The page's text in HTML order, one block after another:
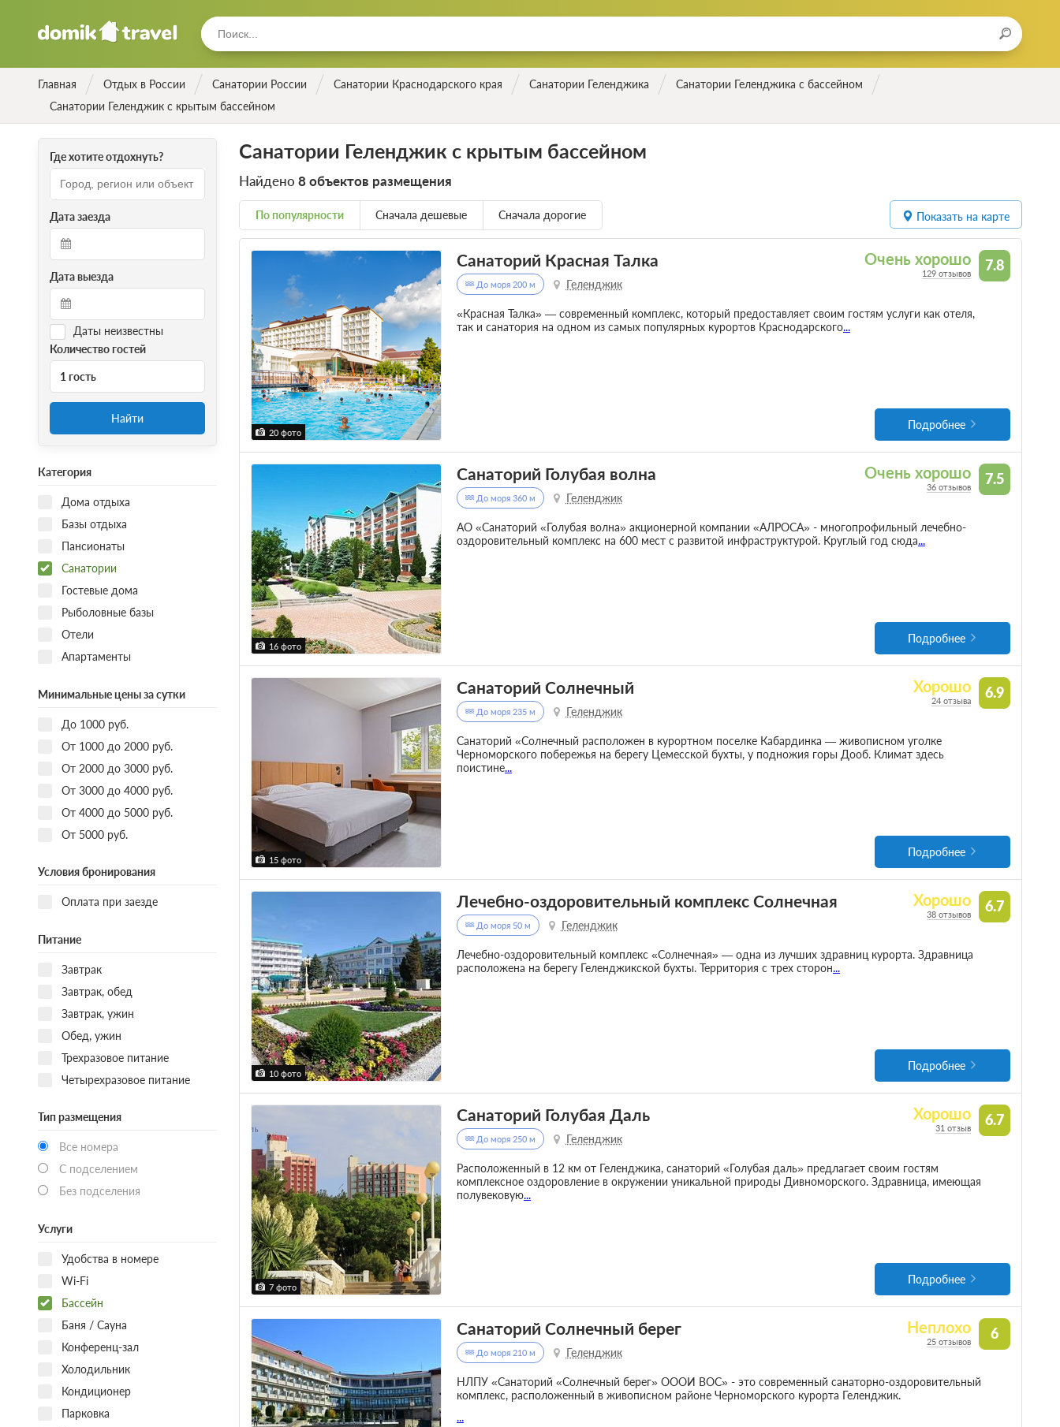
Главная Отдых в России Санатории России Санатории Краснодарского края Санатории Геленджика
Санатории Геленджика с бассейном
Санатории Геленджик с крытым бассейном
Где хотите отдохнуть?
Дата заезда
Дата выезда
Даты неизвестны
Количество гостей
1 гость
Найти
Категория
Дома отдыха
Базы отдыха
Пансионаты
Санатории
Гостевые дома
Рыболовные базы
Отели
Апартаменты
Минимальные цены за сутки
До 1000 руб.
От 1000 до 2000 руб.
От 2000 до 3000 руб.
От 3000 до 4000 руб.
От 4000 до 5000 руб.
От 5000 руб.
Условия бронирования
Оплата при заезде
Питание
Завтрак
Завтрак, обед
Завтрак, ужин
Обед, ужин
Трехразовое питание
Четырехразовое питание
Тип размещения
Все номера
С подселением
Без подселения
Услуги
Удобства в номере
Wi-Fi
Бассейн
Баня / Сауна
Конференц-зал
Холодильник
Кондиционер
Парковка
Санатории Геленджик с крытым бассейном
Найдено 8 объектов размещения
По популярности Сначала дешевые Сначала дорогие Показать на карте
20 фото
7.8
Очень хорошо
129 отзывов
Санаторий Красная Талка
До моря 200 м Геленджик
«Красная Талка» — современный комплекс, который предоставляет своим гостям услуги как отеля,
так и санатория на одном из самых популярных курортов Краснодарского...
Подробнее
16 фото
7.5
Очень хорошо
36 отзывов
Санаторий Голубая волна
До моря 360 м Геленджик
АО «Санаторий «Голубая волна» акционерной компании «АЛРОСА» - многопрофильный лечебно-
оздоровительный комплекс на 600 мест с развитой инфраструктурой. Круглый год сюда...
Подробнее
15 фото
6.9
Хорошо
24 отзыва
Санаторий Солнечный
До моря 235 м Геленджик
Санаторий «Солнечный расположен в курортном поселке Кабардинка — живописном уголке
Черноморского побережья на берегу Цемесской бухты, у подножия горы Дооб. Климат здесь
поистине...
Подробнее
10 фото
6.7
Хорошо
38 отзывов
Лечебно-оздоровительный комплекс Солнечная
До моря 50 м Геленджик
Лечебно-оздоровительный комплекс «Солнечная» — одна из лучших здравниц курорта. Здравница
расположена на берегу Геленджикской бухты. Территория с трех сторон...
Подробнее
7 фото
6.7
Хорошо
31 отзыв
Санаторий Голубая Даль
До моря 250 м Геленджик
Расположенный в 12 км от Геленджика, санаторий «Голубая даль» предлагает своим гостям
комплексное оздоровление в окружении уникальной природы Дивноморского. Здравница, имеющая
полувековую...
Подробнее
6
Неплохо
25 отзывов
Санаторий Солнечный берег
До моря 210 м Геленджик
НЛПУ «Санаторий «Солнечный берег» ОООИ ВОС» - это современный санаторно-оздоровительный
комплекс, расположенный в живописном районе Черноморского курорта Геленджик.
...